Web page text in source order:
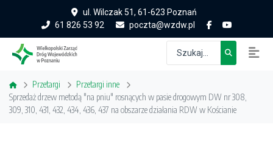
ul. Wilczak 51, 61-623 Poznań
61 826 53 92
poczta@wzdw.pl
Przetargi
Przetargi inne
Sprzedaż drzew metodą "na pniu" rosnących w pasie drogowym DW nr 308,
309, 310, 431, 432, 434, 436, 437 na obszarze działania RDW w Kościanie